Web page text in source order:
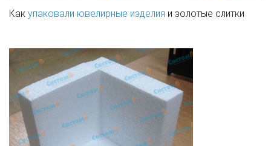
Как упаковали ювелирные изделия и золотые слитки